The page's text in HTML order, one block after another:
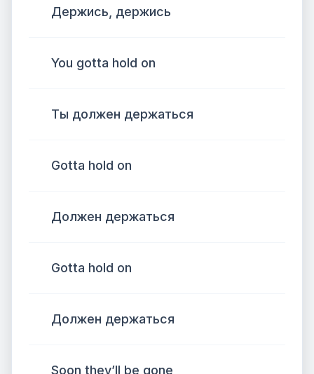
Держись, держись
You gotta hold on
Ты должен держаться
Gotta hold on
Должен держаться
Gotta hold on
Должен держаться
Soon they’ll be gone